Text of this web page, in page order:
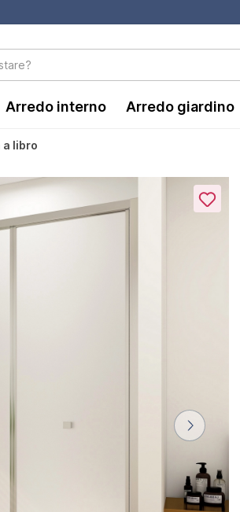
Arredo interno Arredo giardino
a libro